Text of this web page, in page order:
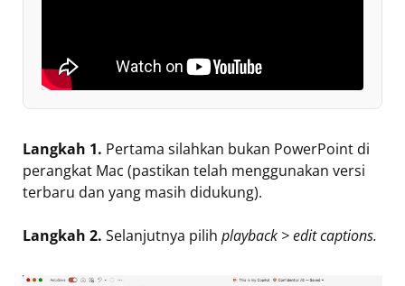
Langkah 1. Pertama silahkan bukan PowerPoint di
perangkat Mac (pastikan telah menggunakan versi
terbaru dan yang masih didukung).
Langkah 2. Selanjutnya pilih playback > edit captions.